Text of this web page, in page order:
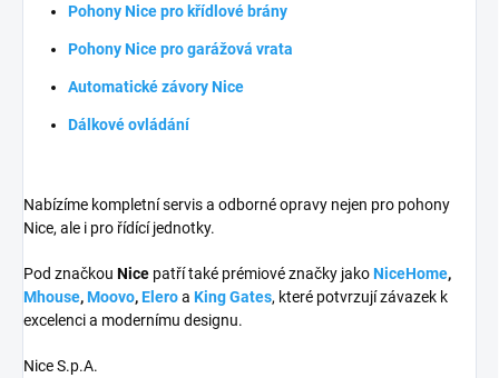
Pohony Nice pro křídlové brány
Pohony Nice pro garážová vrata
Automatické závory Nice
Dálkové ovládání
Nabízíme kompletní servis a odborné opravy nejen pro pohony
Nice, ale i pro řídící jednotky.
Pod značkou Nice patří také prémiové značky jakoNiceHome,
Mhouse,Moovo,Eleroa King Gates, které potvrzují závazek k
excelenci a modernímu designu.
Nice S.p.A.